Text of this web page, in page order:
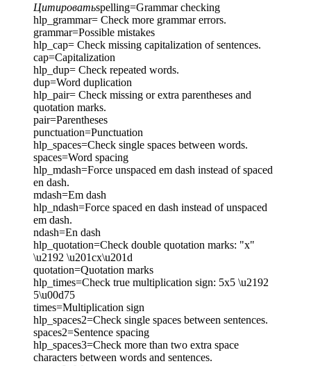
Цитироватьspelling=Grammar checking
hlp_grammar= Check more grammar errors.
grammar=Possible mistakes
hlp_cap= Check missing capitalization of sentences.
cap=Capitalization
hlp_dup= Check repeated words.
dup=Word duplication
hlp_pair= Check missing or extra parentheses and
quotation marks.
pair=Parentheses
punctuation=Punctuation
hlp_spaces=Check single spaces between words.
spaces=Word spacing
hlp_mdash=Force unspaced em dash instead of spaced
en dash.
mdash=Em dash
hlp_ndash=Force spaced en dash instead of unspaced
em dash.
ndash=En dash
hlp_quotation=Check double quotation marks: "x"
\u2192 \u201cx\u201d
quotation=Quotation marks
hlp_times=Check true multiplication sign: 5x5 \u2192
5\u00d75
times=Multiplication sign
hlp_spaces2=Check single spaces between sentences.
spaces2=Sentence spacing
hlp_spaces3=Check more than two extra space
characters between words and sentences.